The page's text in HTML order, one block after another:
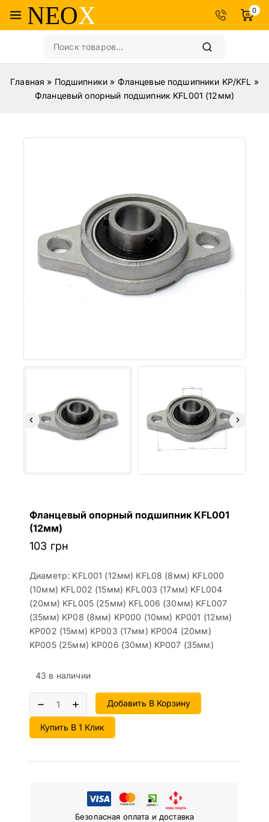
0
Главная » Подшипники » Фланцевые подшипники KP/KFL »
Фланцевый опорный подшипник KFL001 (12мм)
Фланцевый опорный подшипник KFL001
(12мм)
103 грн
Диаметр: KFL001 (12мм) KFL08 (8мм) KFL000
(10мм) KFL002 (15мм) KFL003 (17мм) KFL004
(20мм) KFL005 (25мм) KFL006 (30мм) KFL007
(35мм) KP08 (8мм) KP000 (10мм) KP001 (12мм)
KP002 (15мм) KP003 (17мм) KP004 (20мм)
KP005 (25мм) KP006 (30мм) KP007 (35мм)
43 в наличии
Добавить В Корзину
Купить В 1 Клик
Безопасная оплата и доставка